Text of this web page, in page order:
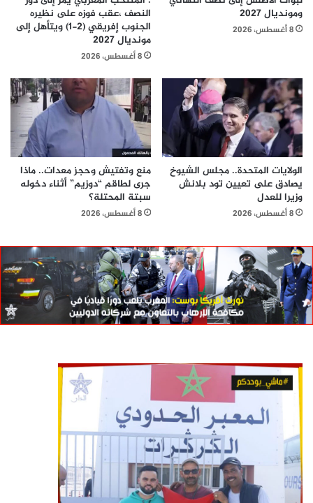
ومونديال 2027
8 أغسطس، 2026
النصف ،عقب فوزه على نظيره
الجنوب إفريقي (2-1) ويتأهل إلى
مونديال 2027
8 أغسطس، 2026
الولايات المتحدة.. مجلس الشيوخ
يصادق على تعيين تود بلانش
وزيرا للعدل
8 أغسطس، 2026
منع وتفتيش وحجز معدات.. ماذا
جرى لطاقم “دوزيم” أثناء دخوله
سبتة المحتلة؟
8 أغسطس، 2026